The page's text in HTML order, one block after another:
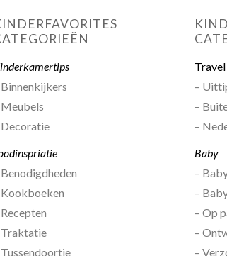
Binnenkijkers
Meubels
Decoratie
Benodigdheden
Kookboeken
Traktatie
Tussendoortje
–
–
–
Baby
–
–
– Op
–
–